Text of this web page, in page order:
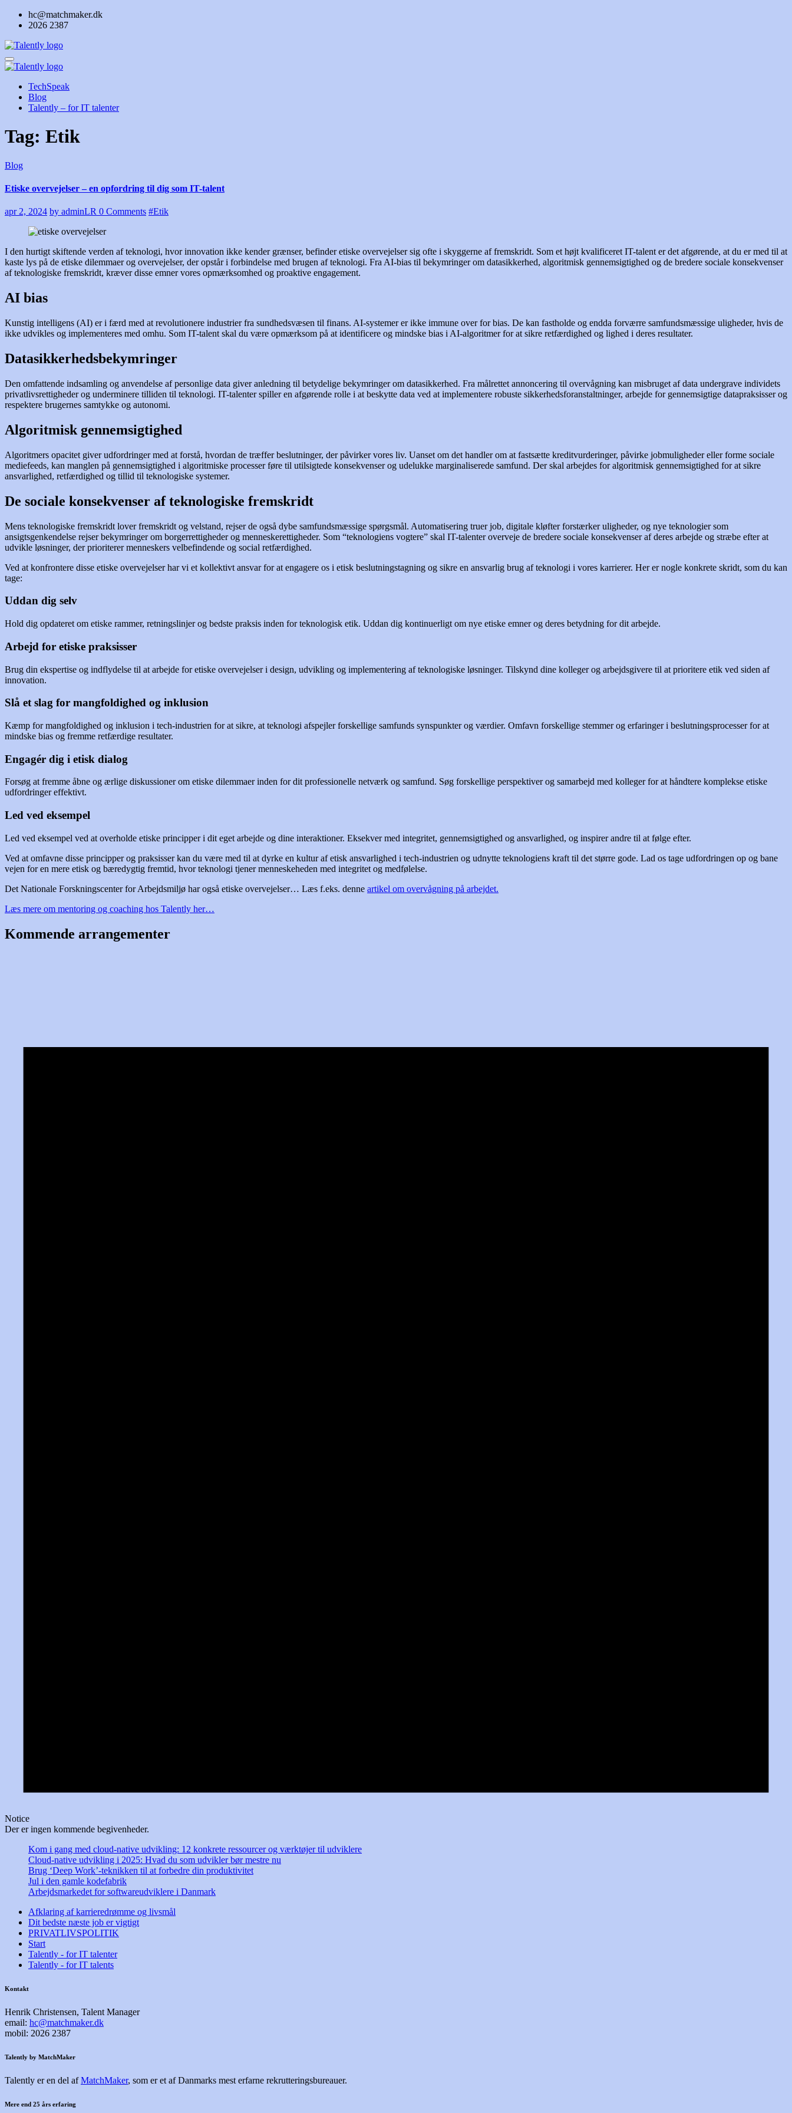
Skip
hc@matchmaker.dk
2026 2387
TechSpeak
Blog
Talently – for IT talenter
Tag: Etik
Blog
Etiske overvejelser – en opfordring til dig som IT-talent
apr 2, 2024 by adminLR 0 Comments #Etik
I den hurtigt skiftende verden af teknologi, hvor innovation ikke kender grænser, befinder etiske overvejelser sig ofte i skyggerne af fremskridt. Som et højt kvalificeret IT-talent er det afgørende, at du er med til at
kaste lys på de etiske dilemmaer og overvejelser, der opstår i forbindelse med brugen af teknologi. Fra AI-bias til bekymringer om datasikkerhed, algoritmisk gennemsigtighed og de bredere sociale konsekvenser
af teknologiske fremskridt, kræver disse emner vores opmærksomhed og proaktive engagement.
AI bias
Kunstig intelligens (AI) er i færd med at revolutionere industrier fra sundhedsvæsen til finans. AI-systemer er ikke immune over for bias. De kan fastholde og endda forværre samfundsmæssige uligheder, hvis de
ikke udvikles og implementeres med omhu. Som IT-talent skal du være opmærksom på at identificere og mindske bias i AI-algoritmer for at sikre retfærdighed og lighed i deres resultater.
Datasikkerhedsbekymringer
Den omfattende indsamling og anvendelse af personlige data giver anledning til betydelige bekymringer om datasikkerhed. Fra målrettet annoncering til overvågning kan misbruget af data undergrave individets
privatlivsrettigheder og underminere tilliden til teknologi. IT-talenter spiller en afgørende rolle i at beskytte data ved at implementere robuste sikkerhedsforanstaltninger, arbejde for gennemsigtige datapraksisser og
respektere brugernes samtykke og autonomi.
Algoritmisk gennemsigtighed
Algoritmers opacitet giver udfordringer med at forstå, hvordan de træffer beslutninger, der påvirker vores liv. Uanset om det handler om at fastsætte kreditvurderinger, påvirke jobmuligheder eller forme sociale
mediefeeds, kan manglen på gennemsigtighed i algoritmiske processer føre til utilsigtede konsekvenser og udelukke marginaliserede samfund. Der skal arbejdes for algoritmisk gennemsigtighed for at sikre
ansvarlighed, retfærdighed og tillid til teknologiske systemer.
De sociale konsekvenser af teknologiske fremskridt
Mens teknologiske fremskridt lover fremskridt og velstand, rejser de også dybe samfundsmæssige spørgsmål. Automatisering truer job, digitale kløfter forstærker uligheder, og nye teknologier som
ansigtsgenkendelse rejser bekymringer om borgerrettigheder og menneskerettigheder. Som “teknologiens vogtere” skal IT-talenter overveje de bredere sociale konsekvenser af deres arbejde og stræbe efter at
udvikle løsninger, der prioriterer menneskers velbefindende og social retfærdighed.
Ved at konfrontere disse etiske overvejelser har vi et kollektivt ansvar for at engagere os i etisk beslutningstagning og sikre en ansvarlig brug af teknologi i vores karrierer. Her er nogle konkrete skridt, som du kan
tage:
Uddan dig selv
Hold dig opdateret om etiske rammer, retningslinjer og bedste praksis inden for teknologisk etik. Uddan dig kontinuerligt om nye etiske emner og deres betydning for dit arbejde.
Arbejd for etiske praksisser
Brug din ekspertise og indflydelse til at arbejde for etiske overvejelser i design, udvikling og implementering af teknologiske løsninger. Tilskynd dine kolleger og arbejdsgivere til at prioritere etik ved siden af
innovation.
Slå et slag for mangfoldighed og inklusion
Kæmp for mangfoldighed og inklusion i tech-industrien for at sikre, at teknologi afspejler forskellige samfunds synspunkter og værdier. Omfavn forskellige stemmer og erfaringer i beslutningsprocesser for at
mindske bias og fremme retfærdige resultater.
Engagér dig i etisk dialog
Forsøg at fremme åbne og ærlige diskussioner om etiske dilemmaer inden for dit professionelle netværk og samfund. Søg forskellige perspektiver og samarbejd med kolleger for at håndtere komplekse etiske
udfordringer effektivt.
Led ved eksempel
Led ved eksempel ved at overholde etiske principper i dit eget arbejde og dine interaktioner. Eksekver med integritet, gennemsigtighed og ansvarlighed, og inspirer andre til at følge efter.
Ved at omfavne disse principper og praksisser kan du være med til at dyrke en kultur af etisk ansvarlighed i tech-industrien og udnytte teknologiens kraft til det større gode. Lad os tage udfordringen op og bane
vejen for en mere etisk og bæredygtig fremtid, hvor teknologi tjener menneskeheden med integritet og medfølelse.
Det Nationale Forskningscenter for Arbejdsmiljø har også etiske overvejelser… Læs f.eks. denne artikel om overvågning på arbejdet.
Læs mere om mentoring og coaching hos Talently her…
Kommende arrangementer
Notice
Der er ingen kommende begivenheder.
Kom i gang med cloud-native udvikling: 12 konkrete ressourcer og værktøjer til udviklere
Cloud-native udvikling i 2025: Hvad du som udvikler bør mestre nu
Brug ‘Deep Work’-teknikken til at forbedre din produktivitet
Jul i den gamle kodefabrik
Arbejdsmarkedet for softwareudviklere i Danmark
Afklaring af karrieredrømme og livsmål
Dit bedste næste job er vigtigt
PRIVATLIVSPOLITIK
Start
Talently - for IT talenter
Talently - for IT talents
Kontakt
Henrik Christensen, Talent Manager
email: hc@matchmaker.dk
mobil: 2026 2387
Talently by MatchMaker
Talently er en del afMatchMaker, som er et af Danmarks mest erfarne rekrutteringsbureauer.
Mere end 25 års erfaring